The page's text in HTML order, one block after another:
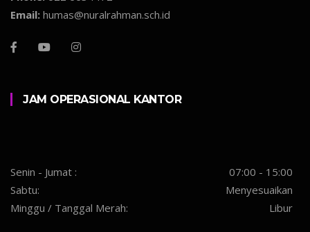
Email: humas@nuralrahman.sch.id
JAM OPERASIONAL KANTOR
Senin - Jumat :
07:00 - 15:00
Sabtu:
Menyesuaikan
Minggu / Tanggal Merah:
Libur